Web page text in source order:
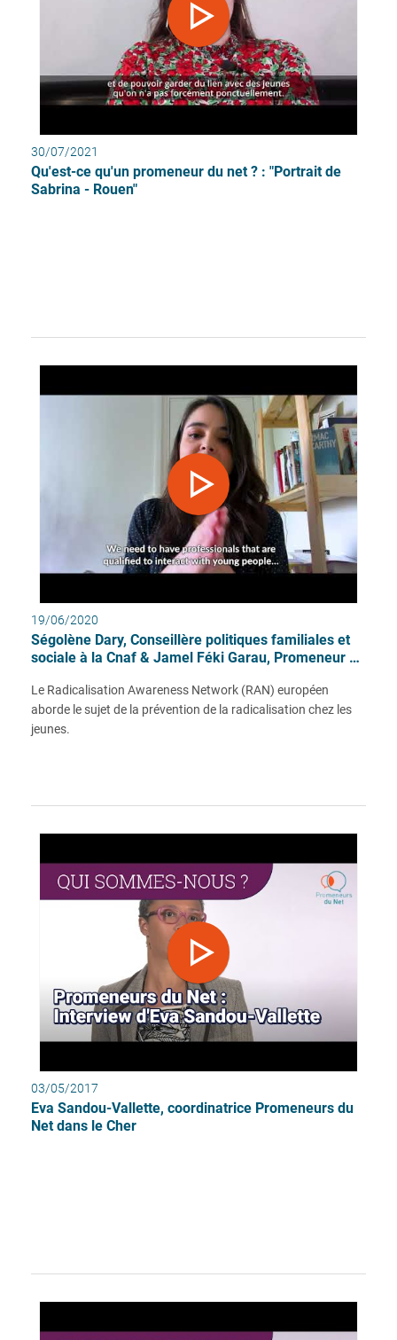
30/07/2021
Qu'est-ce qu'un promeneur du net ? : "Portrait de
Sabrina - Rouen"
19/06/2020
Ségolène Dary, Conseillère politiques familiales et
sociale à la Cnaf & Jamel Féki Garau, Promeneur du
Le Radicalisation Awareness Network (RAN) européen
aborde le sujet de la prévention de la radicalisation chez les
jeunes.
03/05/2017
Eva Sandou-Vallette, coordinatrice Promeneurs du
Net dans le Cher